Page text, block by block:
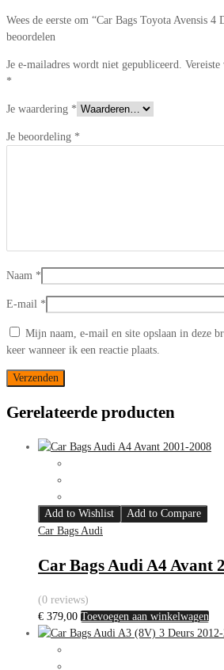
Wees de eerste om “Car Bags Toyota Avensis 4
beoordelen
Je e-mailadres wordt niet gepubliceerd.
*
Je waardering *
Je beoordeling *
Naam *
E-mail *
Mijn naam, e-mail en site opslaan in deze
keer wanneer ik een reactie plaats.
Gerelateerde producten
Add to Wishlist
Add to Compare
Car Bags Audi
Car Bags Audi A4 Avant
(0 reviews)
€ 379,00 Toevoegen aan winkelwagen